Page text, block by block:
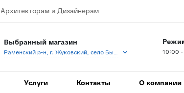
Архитекторам и Дизайнерам
Выбранный магазин
Раменский р-н, г. Жуковский, село Быково, кп Спартак, Береговая ул., 1 10:00
Услуги Контакты О компании